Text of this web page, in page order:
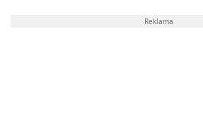
Reklama